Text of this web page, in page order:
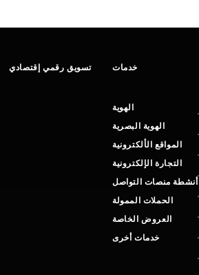
تسويق رقمي إقتصادي خدمات
الهوية
الهوية البصرية
المواقع الألكترونية
التجارة الإلكترونية
أنشطة منصات التواصل
الحملات الممولة
العروض الخاصة
خدمات أخرى